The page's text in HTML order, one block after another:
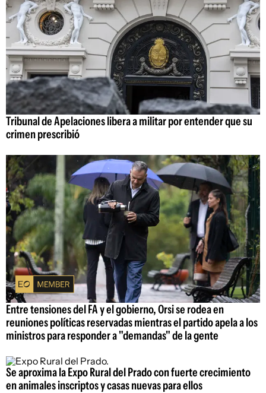
Tribunal de Apelaciones libera a militar por entender que su
crimen prescribió
Entre tensiones del FA y el gobierno, Orsi se rodea en
reuniones políticas reservadas mientras el partido apela a los
ministros para responder a "demandas" de la gente
Se aproxima la Expo Rural del Prado con fuerte crecimiento
en animales inscriptos y casas nuevas para ellos